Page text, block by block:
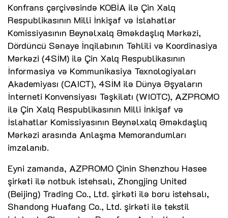
Konfrans çərçivəsində KOBİA ilə Çin Xalq
Respublikasının Milli İnkişaf və İslahatlar
Komissiyasının Beynəlxalq Əməkdaşlıq Mərkəzi,
Dördüncü Sənaye İnqilabının Təhlili və Koordinasiya
Mərkəzi (4SİM) ilə Çin Xalq Respublikasının
İnformasiya və Kommunikasiya Texnologiyaları
Akademiyası (CAICT), 4SİM ilə Dünya Əşyaların
İnterneti Konvensiyası Təşkilatı (WIOTC), AZPROMO
ilə Çin Xalq Respublikasının Milli İnkişaf və
İslahatlar Komissiyasının Beynəlxalq Əməkdaşlıq
Mərkəzi arasında Anlaşma Memorandumları
imzalanıb.
Eyni zamanda, AZPROMO Çinin Shenzhou Hasee
şirkəti ilə notbuk istehsalı, Zhongjing United
(Beijing) Trading Co., Ltd. şirkəti ilə boru istehsalı,
Shandong Huafang Co., Ltd. şirkəti ilə tekstil